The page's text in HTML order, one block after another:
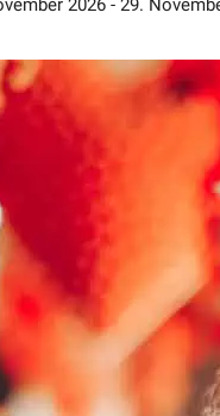
2026 - 29.